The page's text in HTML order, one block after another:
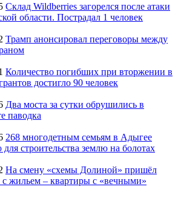
Склад Wildberries загорелся после атаки
области. Пострадал 1 человек
Трамп анонсировал переговоры между
Количество погибших при вторжении в
достигло 90 человек
Два моста за сутки обрушились в
паводка
268 многодетным семьям в Адыгее
строительства землю на болотах
На смену «схемы Долиной» пришёл
жильем – квартиры с «вечными»